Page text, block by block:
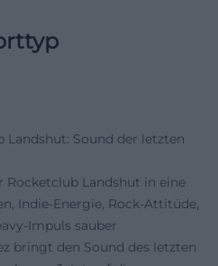
Landshut: Sound der letzten
Rocketclub Landshut in eine
Indie-Energie, Rock-Attitüde,
Impuls sauber
bringt den Sound des letzten